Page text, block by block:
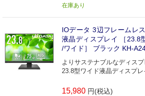
在庫あり
IOデータ 3辺フレームレ
液晶ディスプレイ ［23.8
/ワイド］ ブラック KH-
よりサステナブルなディス
23.8型ワイド液晶ディスプレ
15,980 円(税込)